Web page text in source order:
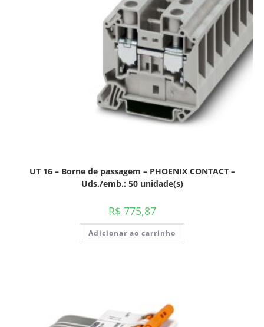
UT 16 – Borne de passagem – PHOENIX CONTACT –
Uds./emb.: 50 unidade(s)
R$ 775,87
Adicionar ao carrinho